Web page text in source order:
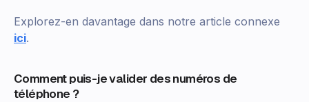
Explorez-en davantage dans notre article connexe
ici.
Comment puis-je valider des numéros de
téléphone ?